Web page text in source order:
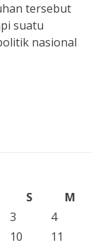
tersebut
suatu
nasional
S
M
3
4
10
11